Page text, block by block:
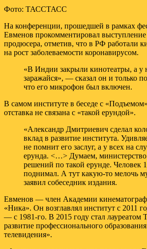
Фото: ТАССТАСС
На конференции, прошедшей в рамках
Евменов прокомментировал
продюсера, отметив, что в РФ работали
на рост заболеваемости коронавирусом.
«В Индии закрыли кинотеатры, а у
заражайся», — сказал он и только
что его микрофон был включен.
В самом институте в беседе с
отставка не связана с «такой ерундой».
«Александр Дмитриевич сделал
вклад в развитие института.
не помнит его заслуг, а у всех на
ерунда. <…> Думаем,
решений по такой ерунде. Человек
поднимал. А тут какую-то мелочь
заявил собеседник издания.
Евменов — член Академии
«Ника». Он возглавлял институт с 2011
— с 1981-го. В 2015 году стал лауреатом
развитие профессионального
телевидения».